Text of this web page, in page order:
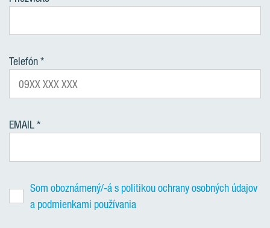
Telefón
EMAIL
Som oboznámený/-á s politikou ochrany osobných údajov
a podmienkami používania